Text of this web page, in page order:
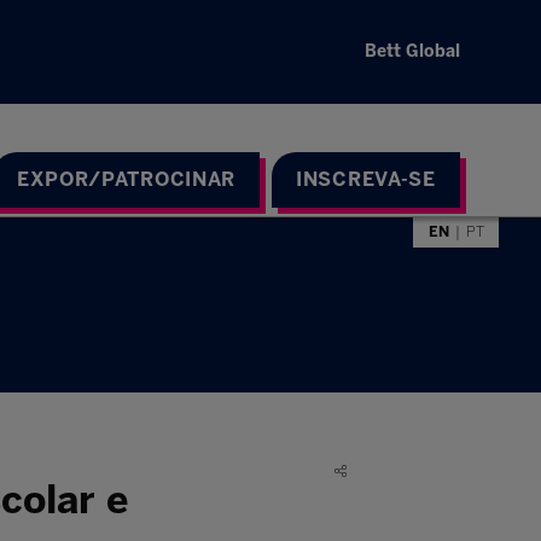
Bett Global
EXPOR/PATROCINAR INSCREVA-SE
EN PT
e